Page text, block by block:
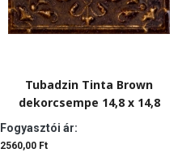
Tubadzin Tinta Brown
dekorcsempe 14,8 x 14,8
Fogyasztói ár:
2560,00 Ft